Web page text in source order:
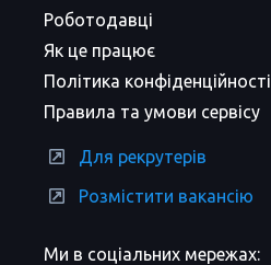
Ми в соціальних мережах:
Роботодавці
Як це працює
Політика конфіденційності
Правила та умови сервісу
Для рекрутерів
Розмістити вакансію